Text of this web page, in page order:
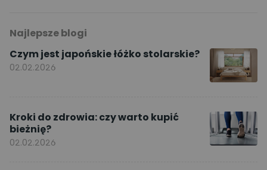
Najlepsze blogi
Czym jest japońskie łóżko stolarskie?
02.02.2026
Kroki do zdrowia: czy warto kupić
bieżnię?
02.02.2026